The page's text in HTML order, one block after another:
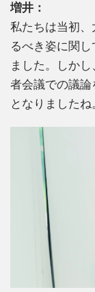
増井：
私たちは当初
るべき姿に関
ました。しか
者会議での議
となりましたね